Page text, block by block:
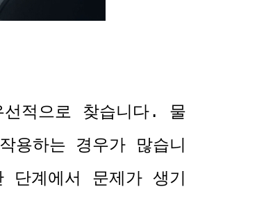
적으로 찾습니다. 물
하는 경우가 많습니
단계에서 문제가 생기